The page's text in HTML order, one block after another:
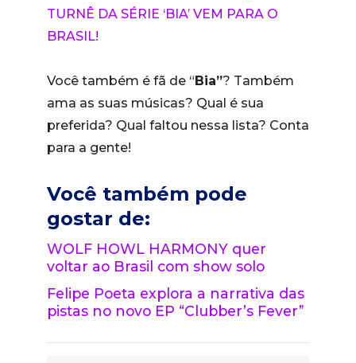
TURNÊ DA SÉRIE ‘BIA’ VEM PARA O
BRASIL!
Você também é fã de “Bia”? Também
ama as suas músicas? Qual é sua
preferida? Qual faltou nessa lista? Conta
para a gente!
Você também pode
gostar de:
WOLF HOWL HARMONY quer
voltar ao Brasil com show solo
Felipe Poeta explora a narrativa das
pistas no novo EP “Clubber’s Fever”